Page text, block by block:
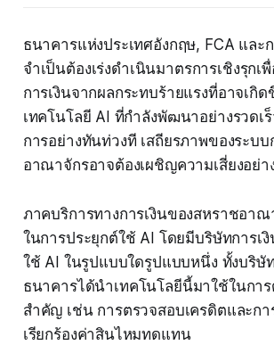
ธนาคารแห่งประเทศอังกฤษ, FCA และ
จำเป็นต้องเร่งดำเนินมาตรการเชิงรุกเ
การเงินจากผลกระทบร้ายแรงที่อาจเกิ
เทคโนโลยี AI ที่กำลังพัฒนาอย่างรวดเ
การอย่างทันท่วงที เสถียรภาพของระบบ
อาณาจักรอาจต้องเผชิญความเสี่ยงอย่
ภาคบริการทางการเงินของสหราชอาณ
ในการประยุกต์ใช้ AI โดยมีบริษัทการเ
ใช้ AI ในรูปแบบใดรูปแบบหนึ่ง ทั้งบริษั
ธนาคารได้นำเทคโนโลยีนี้มาใช้ในกา
สำคัญ เช่น การตรวจสอบเครดิตและกา
เรียกร้องค่าสินไหมทดแทน